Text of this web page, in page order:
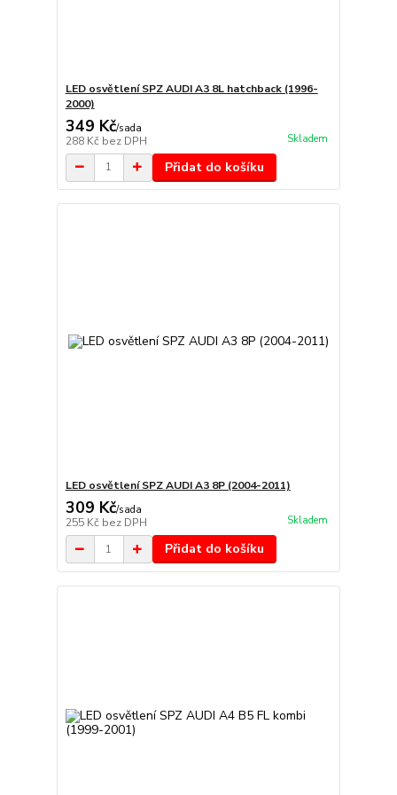
LED osvětlení SPZ AUDI A3 8L hatchback (1996-
2000)
349 Kč/sada
288 Kč bez DPH Skladem
Přidat do košíku
LED osvětlení SPZ AUDI A3 8P (2004-2011)
309 Kč/sada
255 Kč bez DPH Skladem
Přidat do košíku